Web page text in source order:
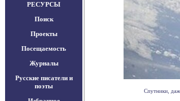
РЕСУРСЫ
Поиск
Проекты
Посещаемость
Журналы
Русские писатели и
поэты
Спутники,